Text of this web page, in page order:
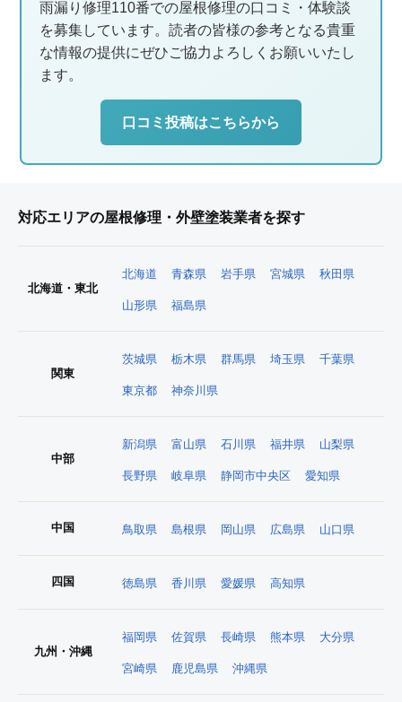
雨漏り修理110番での屋根修理の口コミ・体験談
を募集しています。読者の皆様の参考となる貴重
な情報の提供にぜひご協力よろしくお願いいたし
ます。
口コミ投稿はこちらから
対応エリアの屋根修理・外壁塗装業者を探す
北海道・東北
北海道 青森県 岩手県 宮城県 秋田県
山形県 福島県
関東
茨城県 栃木県 群馬県 埼玉県 千葉県
東京都 神奈川県
中部
新潟県 富山県 石川県 福井県 山梨県
長野県 岐阜県 静岡市中央区 愛知県
中国 鳥取県 島根県 岡山県 広島県 山口県
四国 徳島県 香川県 愛媛県 高知県
九州・沖縄
福岡県 佐賀県 長崎県 熊本県 大分県
宮崎県 鹿児島県 沖縄県